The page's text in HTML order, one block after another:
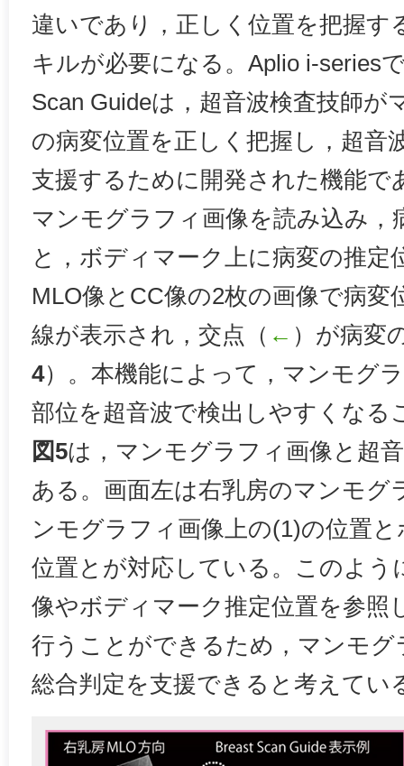
違いであり，正しく位置を把握す
キルが必要になる。Aplio i-series
Scan Guideは，超音波検査技師が
の病変位置を正しく把握し，超音
支援するために開発された機能で
マンモグラフィ画像を読み込み，
と，ボディマーク上に病変の推定
MLO像とCC像の2枚の画像で病変
線が表示され，交点（ ← ）が病変
4）。本機能によって，マンモグ
部位を超音波で検出しやすくなる
図5は，マンモグラフィ画像と超
ある。画面左は右乳房のマンモグ
ンモグラフィ画像上の(1)の位置
位置とが対応している。このよう
像やボディマーク推定位置を参照
行うことができるため，マンモ
総合判定を支援できると考えてい